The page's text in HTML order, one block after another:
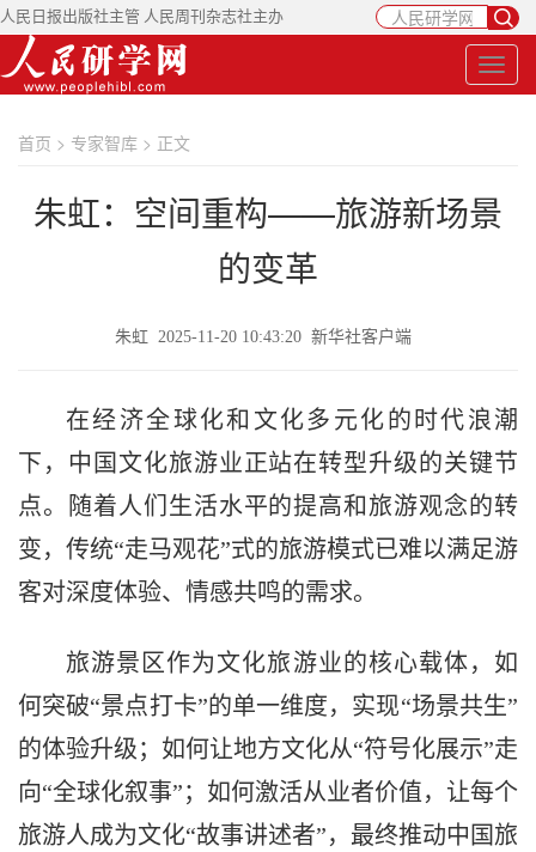
人民日报出版社主管 人民周刊杂志社主办
首页 > 专家智库 > 正文
朱虹：空间重构——旅游新场景
的变革
朱虹 2025-11-20 10:43:20 新华社客户端
在经济全球化和文化多元化的时代浪潮
下，中国文化旅游业正站在转型升级的关键节
点。随着人们生活水平的提高和旅游观念的转
变，传统“走马观花”式的旅游模式已难以满足游
客对深度体验、情感共鸣的需求。
旅游景区作为文化旅游业的核心载体，如
何突破“景点打卡”的单一维度，实现“场景共生”
的体验升级；如何让地方文化从“符号化展示”走
向“全球化叙事”；如何激活从业者价值，让每个
旅游人成为文化“故事讲述者”，最终推动中国旅